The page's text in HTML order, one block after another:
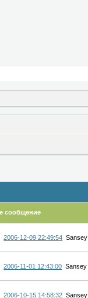
сообщение
2006-12-09 22:49:54 Sansey
2006-11-01 12:43:00 Sansey
2006-10-15 14:58:32 Sansey